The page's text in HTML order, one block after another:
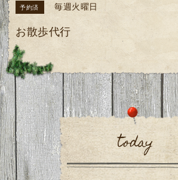
予約済 毎週火曜日
お散歩代行
today